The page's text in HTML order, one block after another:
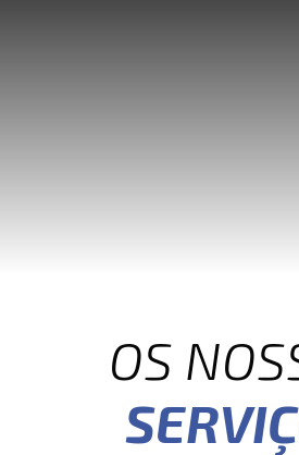
OS